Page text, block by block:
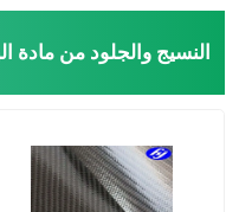
النسيج والجلود من مادة